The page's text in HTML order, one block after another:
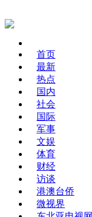
首页
最新
热点
国内
社会
国际
军事
文娱
体育
财经
访谈
港澳台侨
微视界